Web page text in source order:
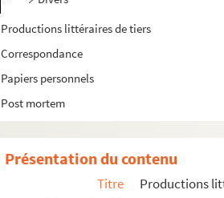
Productions littéraires de tiers
Correspondance
Papiers personnels
Post mortem
Présentation du contenu
Titre
Productions